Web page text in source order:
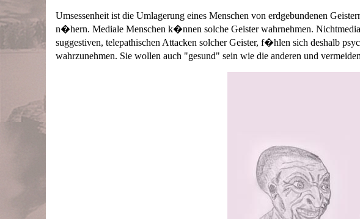
Umsessenheit ist die Umlagerung eines Menschen von erdgebundenen
n�hern. Mediale Menschen k�nnen solche Geister wahrnehmen.
suggestiven, telepathischen Attacken solcher Geister, f�hlen sich deshalb
wahrzunehmen. Sie wollen auch "gesund" sein wie die anderen und